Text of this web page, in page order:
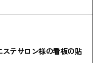
ステサロン様の看板の貼